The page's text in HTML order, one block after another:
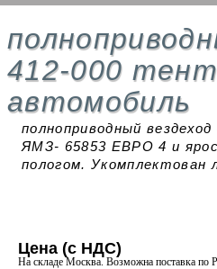
412-000
автомобиль
полноприводный
ЯМЗ- 65853 ЕВРО 4 и
пологом. Укомплектован
Цена (с НДС)
На складе Москва. Возможна поставка по